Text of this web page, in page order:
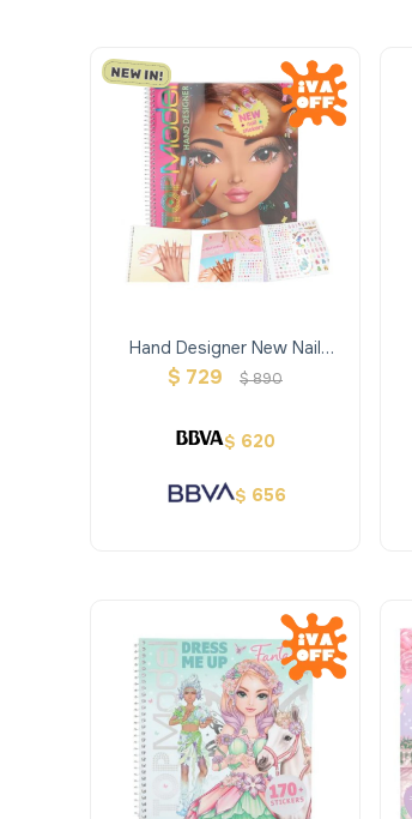
Hand Designer New Nail
Stickers
$ 729 $890
$ 620
$ 656